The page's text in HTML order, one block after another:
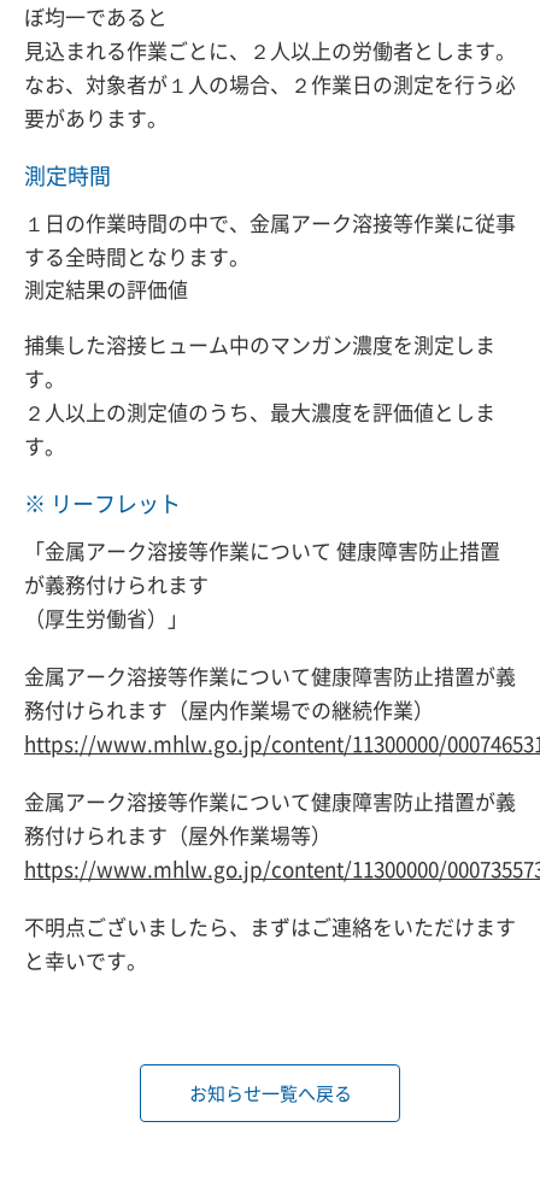
ぼ均一であると
見込まれる作業ごとに、２人以上の労働者とします。
なお、対象者が１人の場合、２作業日の測定を行う必
要があります。
測定時間
１日の作業時間の中で、金属アーク溶接等作業に従事
する全時間となります。
測定結果の評価値
捕集した溶接ヒューム中のマンガン濃度を測定しま
す。
２人以上の測定値のうち、最大濃度を評価値としま
す。
※ リーフレット
「金属アーク溶接等作業について 健康障害防止措置
が義務付けられます
（厚生労働省）」
金属アーク溶接等作業について健康障害防止措置が義
務付けられます（屋内作業場での継続作業）
https://www.mhlw.go.jp/content/11300000/
金属アーク溶接等作業について健康障害防止措置が義
務付けられます（屋外作業場等）
https://www.mhlw.go.jp/content/11300000/
不明点ございましたら、まずはご連絡をいただけます
と幸いです。
お知らせ一覧へ戻る